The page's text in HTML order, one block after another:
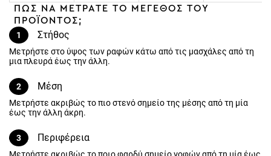
ΠΩΣ ΝΑ ΜΕΤΡΑΤΕ ΤΟ ΜΕΓΕΘΟΣ ΤΟΥ
ΠΡΟΪΟΝΤΟΣ;
1
Στήθος
Μετρήστε στο ύψος των ραφών κάτω από τις μασχάλες από τη
μια πλευρά έως την άλλη.
2 Μέση
Μετρήστε ακριβώς το πιο στενό σημείο της μέσης από τη μία έως
την άλλη άκρη.
3 Περιφέρεια